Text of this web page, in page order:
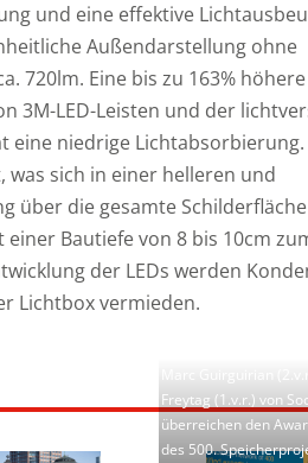
und eine effektive
Außendarstellung ohne
720lm. Eine bis zu 163% höhere
3M-LED-Leisten und der
eine niedrige Lichtabsorbierung.
sich in einer helleren und
über die gesamte
Bautiefe von 8 bis 10cm
der LEDs werden
Lichtbox vermieden.
Freytag (1.v.r.) von
überreichen den
des 500.